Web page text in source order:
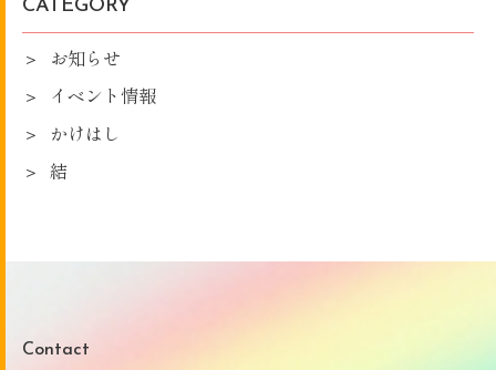
CATEGORY
お知らせ
イベント情報
かけはし
結
Contact